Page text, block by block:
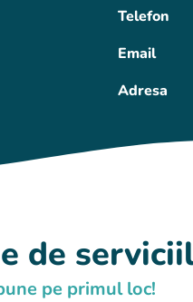
Telefon
Email
Adresa
de
pe primul loc!​